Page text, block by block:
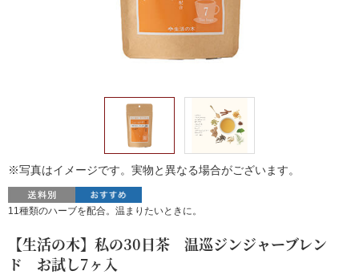
※写真はイメージです。実物と異なる場合がございます。
11種類のハーブを配合。温まりたいときに。
【生活の木】私の30日茶 温巡ジンジャーブレン
ド お試し7ヶ入